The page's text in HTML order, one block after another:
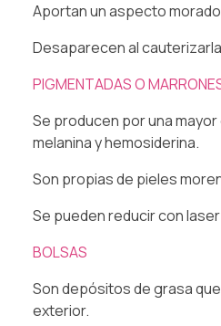
Aportan un aspecto
Desaparecen al
PIGMENTADAS O
Se producen por una
melanina y hemosiderina.
Son propias de pieles
Se pueden reducir con
BOLSAS
Son depósitos de grasa
exterior.